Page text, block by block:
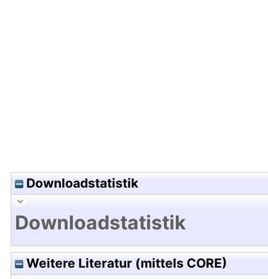
Downloadstatistik
Downloadstatistik
Weitere Literatur (mittels CORE)